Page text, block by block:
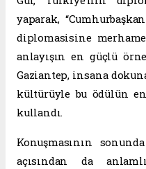
yaparak,
diplomasisine
anlayışın en güçlü
Gaziantep, insana
kültürüyle bu ödülün
kullandı.
Konuşmasının
açısından da